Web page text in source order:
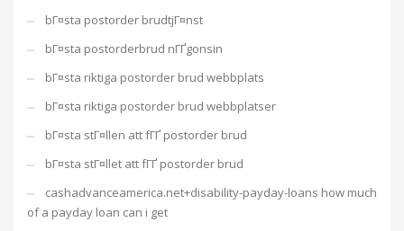
bГ¤sta postorder brudtjГ¤nst
bГ¤sta postorderbrud nГҐgonsin
bГ¤sta riktiga postorder brud webbplats
bГ¤sta riktiga postorder brud webbplatser
bГ¤sta stГ¤llen att fГҐ postorder brud
bГ¤sta stГ¤llet att fГҐ postorder brud
cashadvanceamerica.net+disability-payday-loans how much
of a payday loan can i get